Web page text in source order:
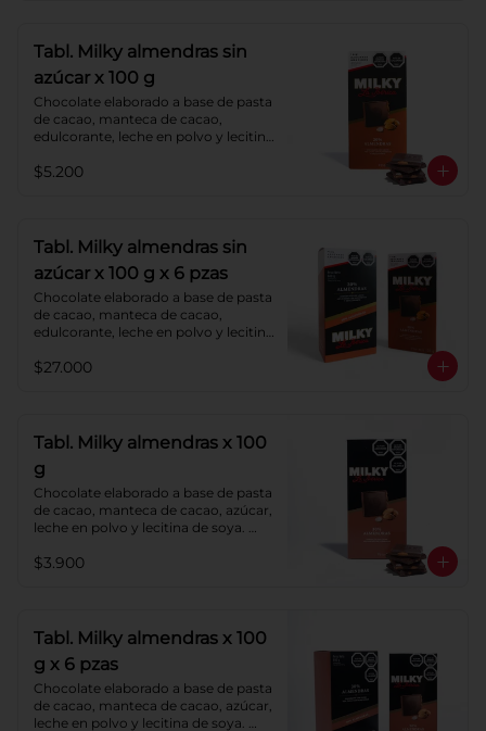
Tabl. Milky almendras sin
azúcar x 100 g
Chocolate elaborado a base de pasta
de cacao, manteca de cacao,
edulcorante, leche en polvo y lecitina
Porcentaje de cacao: 40%.
$5.200
Tabl. Milky almendras sin
azúcar x 100 g x 6 pzas
Chocolate elaborado a base de pasta
de cacao, manteca de cacao,
edulcorante, leche en polvo y lecitina
Porcentaje de cacao: 40%.
$27.000
Tabl. Milky almendras x 100
g
Chocolate elaborado a base de pasta
de cacao, manteca de cacao, azúcar,
leche en polvo y lecitina de soya.
cacao: 40%.
$3.900
Tabl. Milky almendras x 100
g x 6 pzas
Chocolate elaborado a base de pasta
de cacao, manteca de cacao, azúcar,
leche en polvo y lecitina de soya.